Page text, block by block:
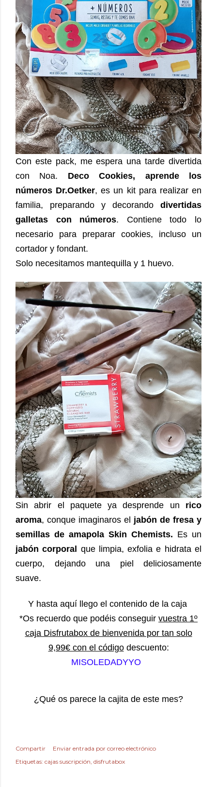
Con este pack, me espera una tarde divertida
con Noa. Deco Cookies, aprende los
números Dr.Oetker, es un kit para realizar en
familia, preparando y decorando divertidas
galletas con números. Contiene todo lo
necesario para preparar cookies, incluso un
cortador y fondant.
Solo necesitamos mantequilla y 1 huevo.
Sin abrir el paquete ya desprende un rico
aroma, conque imaginaros el jabón de fresa y
semillas de amapola Skin Chemists. Es un
jabón corporal que limpia, exfolia e hidrata el
cuerpo, dejando una piel deliciosamente
suave.
Y hasta aquí llego el contenido de la caja
*Os recuerdo que podéis conseguir vuestra 1º
caja Disfrutabox de bienvenida por tan solo
9,99€ con el códigodescuento:
MISOLEDADYYO
¿Qué os parece la cajita de este mes?
Compartir
Enviar entrada por correo electrónico
Etiquetas: cajas suscripción disfrutabox